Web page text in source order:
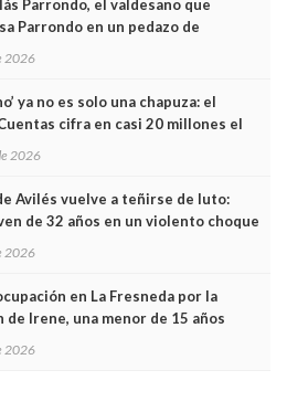
Parrondo, el valdesano que
Parrondo en un pedazo de
2026
ya no es solo una chapuza: el
cifra en casi 20 millones el
los trenes que no cabían por los
2026
Avilés vuelve a teñirse de luto:
de 32 años en un violento choque
2026
en La Fresneda por la
de Irene, una menor de 15 años
2026